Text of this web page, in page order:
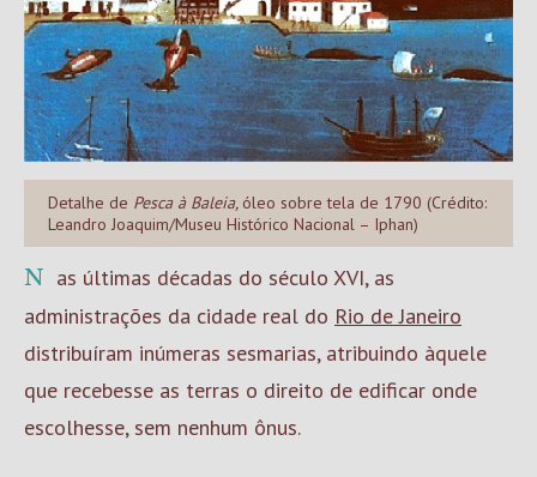
Detalhe de Pesca à Baleia, óleo sobre tela de 1790 (Crédito:
Leandro Joaquim/Museu Histórico Nacional – Iphan)
Nas últimas décadas do século XVI, as
administrações da cidade real do Rio de Janeiro
distribuíram inúmeras sesmarias, atribuindo àquele
que recebesse as terras o direito de edificar onde
escolhesse, sem nenhum ônus.